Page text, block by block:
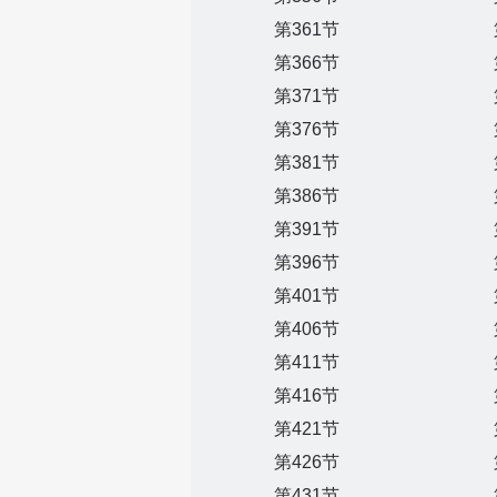
第361节
第366节
第371节
第376节
第381节
第386节
第391节
第396节
第401节
第406节
第411节
第416节
第421节
第426节